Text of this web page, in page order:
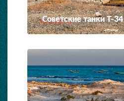
Советские танки T-34